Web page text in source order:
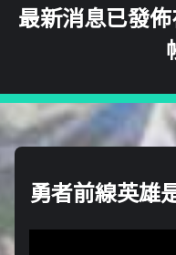
最新消息已發
勇者前線英雄